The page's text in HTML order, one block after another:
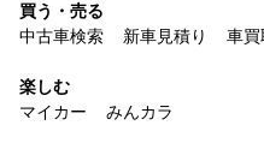
買う・売る
中古車検索
新車見積り 車買
楽しむ
マイカー
みんカラ